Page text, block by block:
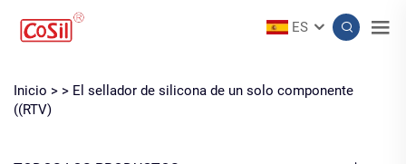
ES
Inicio > > El sellador de silicona de un solo componente
((RTV)